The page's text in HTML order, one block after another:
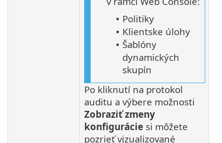
• Politiky
• Klientske úlohy
• Šablóny
dynamických
skupín
Po kliknutí na protokol
auditu a výbere možnosti
Zobraziť zmeny
konfigurácie si môžete
pozrieť vizualizované